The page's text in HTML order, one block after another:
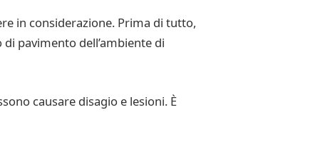
in considerazione. Prima di tutto,
pavimento dell’ambiente di
causare disagio e lesioni. È